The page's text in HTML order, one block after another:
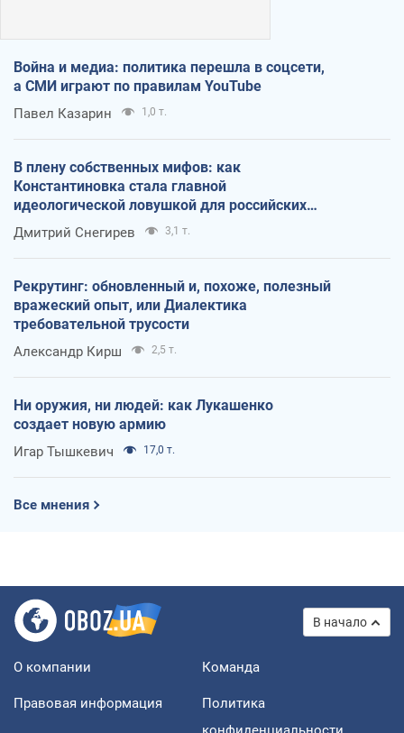
Война и медиа: политика перешла в соцсети,
а СМИ играют по правилам YouTube
Павел Казарин 1,0 т.
В плену собственных мифов: как
Константиновка стала главной
идеологической ловушкой для российских
оккупантов
Дмитрий Снегирев 3,1 т.
Рекрутинг: обновленный и, похоже, полезный
вражеский опыт, или Диалектика
требовательной трусости
Александр Кирш 2,5 т.
Ни оружия, ни людей: как Лукашенко
создает новую армию
Игар Тышкевич 17,0 т.
Все мнения
В начало
О компании Команда
Правовая информация
Политика